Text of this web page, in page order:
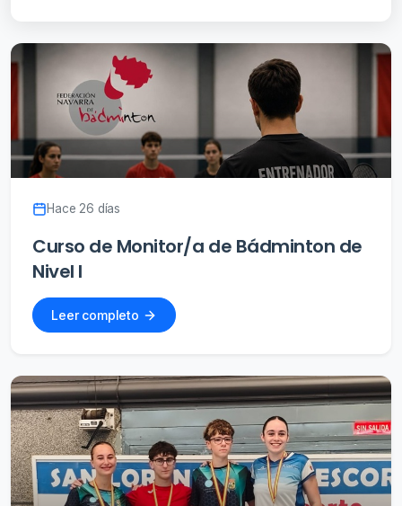
Hace 26 días
Curso de Monitor/a de Bádminton de
Nivel I
Leer completo